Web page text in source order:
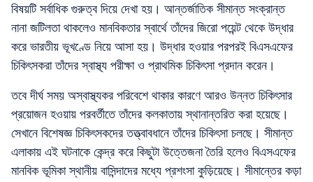
বিষয়টি সর্বাধিক গুরুত্ব দিয়ে দেখা হয়। আন্তর্জাতিক সীমান্ত সংক্রান্ত
নানা জটিলতা থাকলেও মানবিকতার স্বার্থে তাঁদের জিরো পয়েন্ট থেকে উদ্ধার
করে ভারতীয় ভূখণ্ডে নিয়ে আসা হয়। উদ্ধার হওয়ার পরপরই বিএসএফের
চিকিৎসকরা তাঁদের স্বাস্থ্য পরীক্ষা ও প্রাথমিক চিকিৎসা প্রদান করেন।
তবে দীর্ঘ সময় অস্বাস্থ্যকর পরিবেশে থাকার কারণে আরও উন্নত চিকিৎসার
প্রয়োজন হওয়ায় পরবর্তীতে তাঁদের কলকাতায় স্থানান্তরিত করা হয়েছে।
সেখানে বিশেষজ্ঞ চিকিৎসকদের তত্ত্বাবধানে তাঁদের চিকিৎসা চলছে। সীমান্ত
এলাকায় এই ঘটনাকে কেন্দ্র করে কিছুটা উত্তেজনা তৈরি হলেও বিএসএফের
মানবিক ভূমিকা স্থানীয় বাসিন্দাদের মধ্যে প্রশংসা কুড়িয়েছে। সীমান্তের কড়া